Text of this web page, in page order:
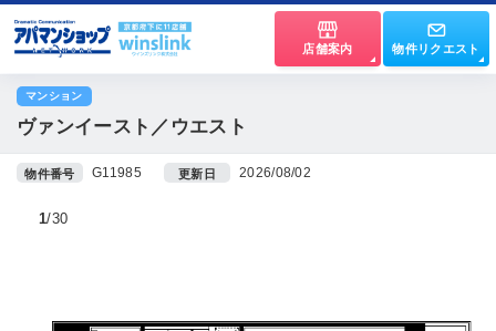
店舗案内 物件リクエスト
マンション
ヴァンイースト／ウエスト
物件番号 G11985 更新日 2026/08/02
1 30